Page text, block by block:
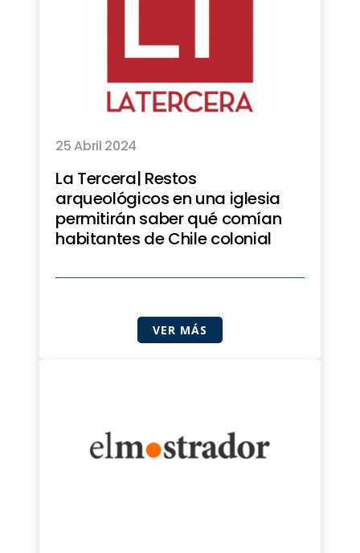
25 Abril 2024
La Tercera| Restos
arqueológicos en una iglesia
permitirán saber qué comían
habitantes de Chile colonial
VER MÁS